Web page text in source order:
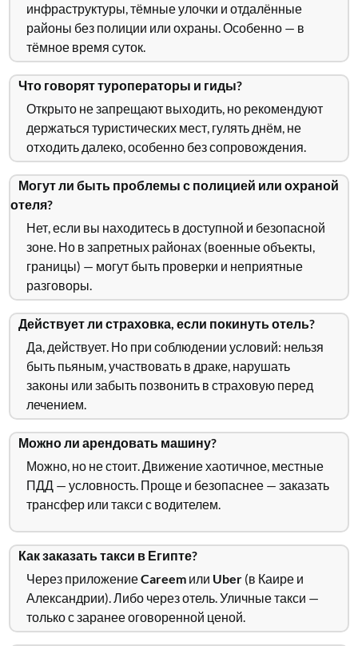
инфраструктуры, тёмные улочки и отдалённые
районы без полиции или охраны. Особенно — в
тёмное время суток.
Что говорят туроператоры и гиды?
Открыто не запрещают выходить, но рекомендуют
держаться туристических мест, гулять днём, не
отходить далеко, особенно без сопровождения.
Могут ли быть проблемы с полицией или охраной
отеля?
Нет, если вы находитесь в доступной и безопасной
зоне. Но в запретных районах (военные объекты,
границы) — могут быть проверки и неприятные
разговоры.
Действует ли страховка, если покинуть отель?
Да, действует. Но при соблюдении условий: нельзя
быть пьяным, участвовать в драке, нарушать
законы или забыть позвонить в страховую перед
лечением.
Можно ли арендовать машину?
Можно, но не стоит. Движение хаотичное, местные
ПДД — условность. Проще и безопаснее — заказать
трансфер или такси с водителем.
Как заказать такси в Египте?
Через приложениеCareem или Uber (в Каире и
Александрии). Либо через отель. Уличные такси —
только с заранее оговоренной ценой.